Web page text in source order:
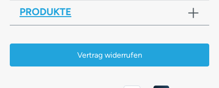
PRODUKTE
Vertrag widerrufen